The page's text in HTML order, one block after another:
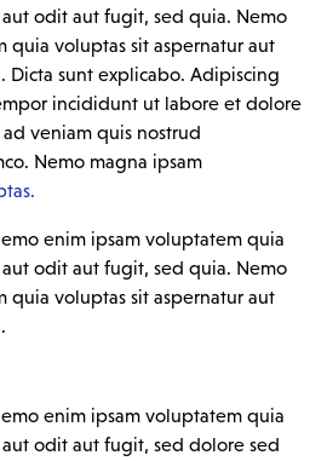
odit aut fugit, sed quia. Nemo
quia voluptas sit aspernatur aut
sunt explicabo. Adipiscing
incididunt ut labore et dolore
veniam quis nostrud
Nemo magna ipsam
enim ipsam voluptatem quia
odit aut fugit, sed quia. Nemo
quia voluptas sit aspernatur aut
enim ipsam voluptatem quia
odit aut fugit, sed dolore sed